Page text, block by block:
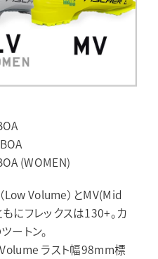
(WOMEN)
Low Volume）とMV(Mid
にフレックスは130+。カ
ートン。
ラスト幅98mm標